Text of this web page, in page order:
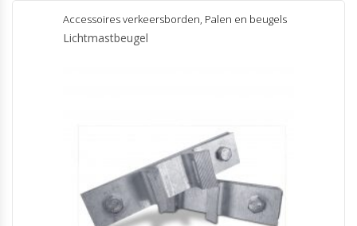
Accessoires verkeersborden, Palen en beugels
Lichtmastbeugel